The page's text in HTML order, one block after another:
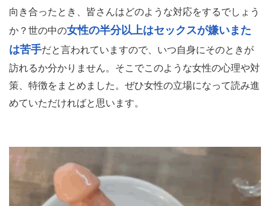
向き合ったとき、皆さんはどのような対応をするでしょう
か？世の中の女性の半分以上はセックスが嫌いまた
は苦手だと言われていますので、いつ自身にそのときが
訪れるか分かりません。そこでこのような女性の心理や対
策、特徴をまとめました。ぜひ女性の立場になって読み進
めていただければと思います。